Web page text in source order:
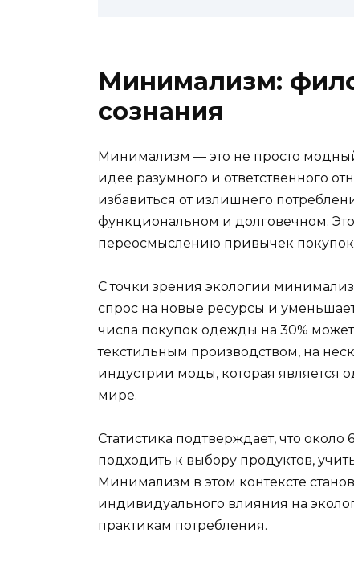
Минимализм:
сознания
Минимализм — это не просто
идее разумного и ответственного
избавиться от излишнего
функциональном и долговечном.
переосмыслению привычек
С точки зрения экологии
спрос на новые ресурсы и
числа покупок одежды на 30%
текстильным производством, на
индустрии моды, которая является
мире.
Статистика подтверждает, что
подходить к выбору продуктов,
Минимализм в этом контексте
индивидуального влияния на
практикам потребления.